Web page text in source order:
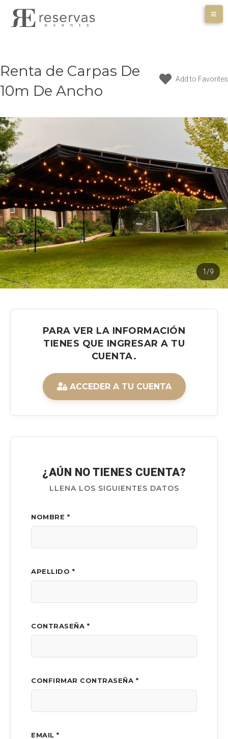
Renta de Carpas De
10m De Ancho
Add to Favorites
1/9
PARA VER LA INFORMACIÓN
TIENES QUE INGRESAR A TU
CUENTA.
ACCEDER A TU CUENTA
¿AÚN NO TIENES CUENTA?
LLENA LOS SIGUIENTES DATOS
NOMBRE *
APELLIDO *
CONTRASEÑA *
CONFIRMAR CONTRASEÑA *
EMAIL *